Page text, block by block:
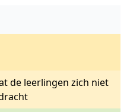
de leerlingen zich niet